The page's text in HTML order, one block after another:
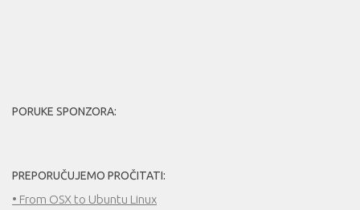
PORUKE SPONZORA:
PREPORUČUJEMO PROČITATI:
• From OSX to Ubuntu Linux